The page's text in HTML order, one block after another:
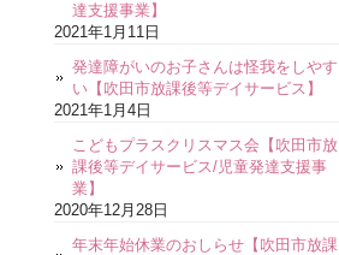
達支援事業】
2021年1月11日
発達障がいのお子さんは怪我をしやす
い【吹田市放課後等デイサービス】
2021年1月4日
こどもプラスクリスマス会【吹田市放
課後等デイサービス/児童発達支援事
業】
2020年12月28日
年末年始休業のおしらせ【吹田市放課